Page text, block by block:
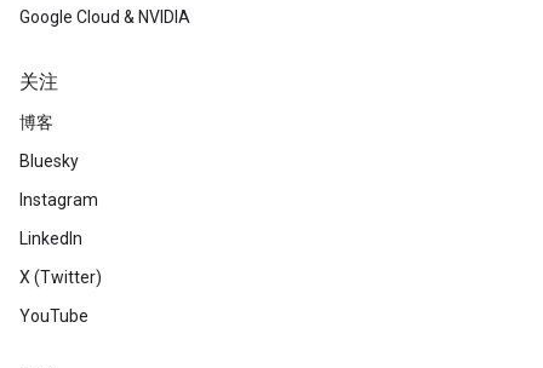
Google Cloud & NVIDIA
关注
博客
Bluesky
Instagram
LinkedIn
X (Twitter)
YouTube